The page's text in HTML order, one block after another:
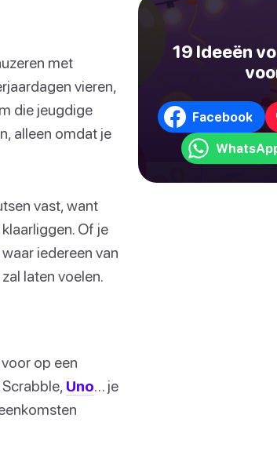
met
vieren,
die jeugdige
alleen omdat je
vast, want
Of je
iedereen van
laten voelen.
op een
Scrabble, Uno… je
19 Ideeën
Facebook